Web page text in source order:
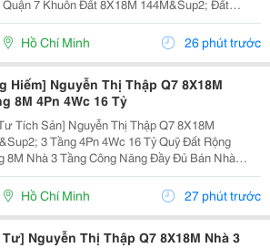
7 Khuôn Đất 8X18M 144M&Sup2; Đất
8M Nhà 3 Tầng 4 Phòng Ngủ &Ndash; 4 Toilet.
Ngang 8M 3 Tầng 4Pn
Điểm Đáng...
Hồ Chí Minh 26 phút trước
Hiếm] Nguyễn Thị Thập Q7 8X18M
8M 4Pn 4Wc 16 Tỷ
Tích Sản] Nguyễn Thị Thập Q7 8X18M
3 Tầng 4Pn 4Wc 16 Tỷ Quỹ Đất Rộng
8M Nhà 3 Tầng Công Năng Đầy Đủ Bán Nhà
Thị Thập, Quận 7 Khuôn Đất 8X18M, Tổng Diện
Ngang 8M Kết Cấu 3 Tầng 4 Phòng
4...
Hồ Chí Minh 27 phút trước
Nguyễn Thị Thập Q7 8X18M Nhà 3